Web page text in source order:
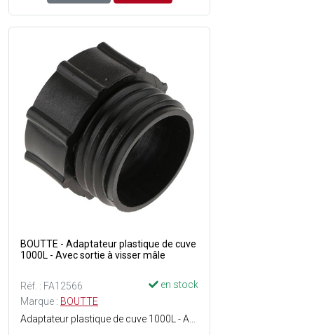
BOUTTE - Adaptateur plastique de cuve
1000L - Avec sortie à visser mâle
Réf. : FA12566
en stock
Marque : BOUTTE